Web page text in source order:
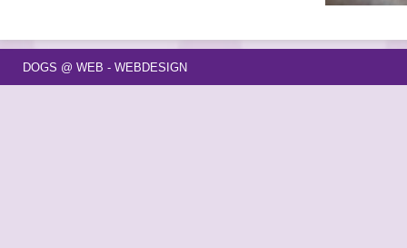
DOGS @ WEB - WEBDESIGN